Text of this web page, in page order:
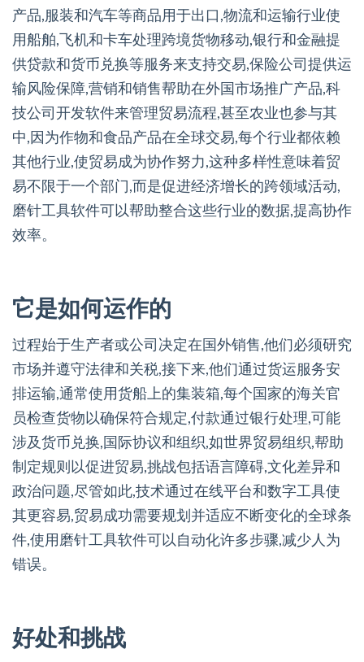
产品,服装和汽车等商品用于出口,物流和运输行业使
用船舶,飞机和卡车处理跨境货物移动,银行和金融提
供贷款和货币兑换等服务来支持交易,保险公司提供运
输风险保障,营销和销售帮助在外国市场推广产品,科
技公司开发软件来管理贸易流程,甚至农业也参与其
中,因为作物和食品产品在全球交易,每个行业都依赖
其他行业,使贸易成为协作努力,这种多样性意味着贸
易不限于一个部门,而是促进经济增长的跨领域活动,
磨针工具软件可以帮助整合这些行业的数据,提高协作
效率。
它是如何运作的
过程始于生产者或公司决定在国外销售,他们必须研究
市场并遵守法律和关税,接下来,他们通过货运服务安
排运输,通常使用货船上的集装箱,每个国家的海关官
员检查货物以确保符合规定,付款通过银行处理,可能
涉及货币兑换,国际协议和组织,如世界贸易组织,帮助
制定规则以促进贸易,挑战包括语言障碍,文化差异和
政治问题,尽管如此,技术通过在线平台和数字工具使
其更容易,贸易成功需要规划并适应不断变化的全球条
件,使用磨针工具软件可以自动化许多步骤,减少人为
错误。
好处和挑战